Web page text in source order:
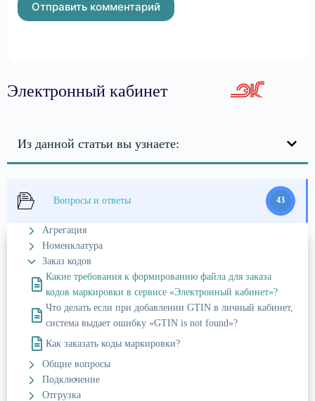
Отправить комментарий
Электронный кабинет
Из данной статьи вы узнаете:
Вопросы и ответы 43
Агрегация
Номенклатура
Заказ кодов
Какие требования к формированию файла для заказа
кодов маркировки в сервисе «Электронный кабинет»?
Что делать если при добавлении GTIN в личный кабинет,
система выдает ошибку «GTIN is not found»?
Как заказать коды маркировки?
Общие вопросы
Подключение
Отгрузка